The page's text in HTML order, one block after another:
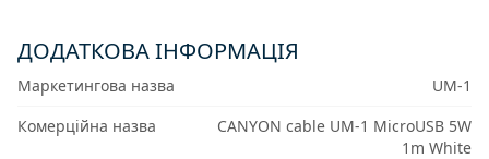
ДОДАТКОВА ІНФОРМАЦІЯ
Маркетингова назва
UM-1
Комерційна назва
CANYON cable UM-1 MicroUSB 5W
1m White